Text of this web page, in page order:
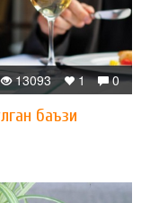
0
1
13093
баъзи